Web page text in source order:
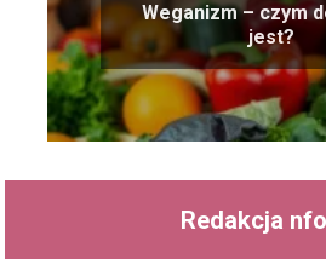
Weganizm – czym
jest?
Redakcja